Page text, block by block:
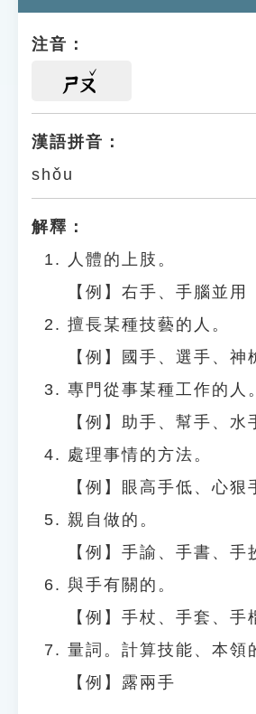
注音：
ㄕㄡ
漢語拼音：
shǒu
解釋：
人體的上肢。
【例】右手、手腦並用
擅長某種技藝的人。
【例】國手、選手、神
專門從事某種工作的人。
【例】助手、幫手、水
處理事情的方法。
【例】眼高手低、心狠
親自做的。
【例】手諭、手書、手
與手有關的。
【例】手杖、手套、手
量詞。計算技能、本領
【例】露兩手